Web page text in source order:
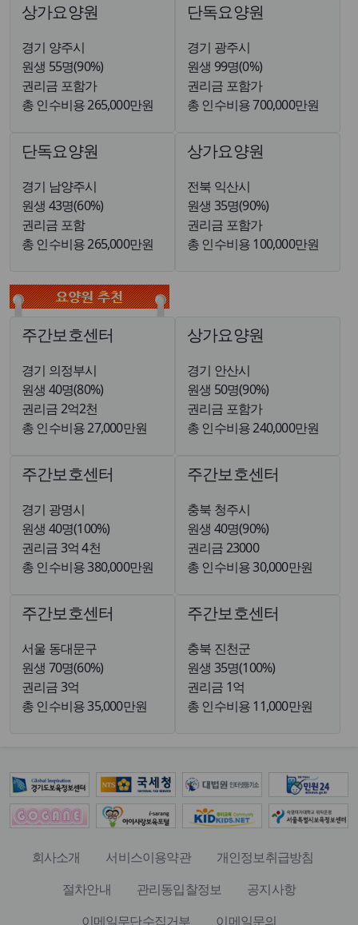
상가요양원
경기 양주시
원생 55명(90%)
권리금 포함가
총 인수비용 265,000만원
단독요양원
경기 광주시
원생 99명(0%)
권리금 포함가
총 인수비용 700,000만원
단독요양원
경기 남양주시
원생 43명(60%)
권리금 포함
총 인수비용 265,000만원
상가요양원
전북 익산시
원생 35명(90%)
권리금 포함가
총 인수비용 100,000만원
주간보호센터
경기 의정부시
원생 40명(80%)
권리금 2억2천
총 인수비용 27,000만원
상가요양원
경기 안산시
원생 50명(90%)
권리금 포함가
총 인수비용 240,000만원
주간보호센터
경기 광명시
원생 40명(100%)
권리금 3억 4천
총 인수비용 380,000만원
주간보호센터
충북 청주시
원생 40명(90%)
권리금 23000
총 인수비용 30,000만원
주간보호센터
서울 동대문구
원생 70명(60%)
권리금 3억
총 인수비용 35,000만원
주간보호센터
충북 진천군
원생 35명(100%)
권리금 1억
총 인수비용 11,000만원
회사소개 서비스이용약관
개인정보취급방침
절차안내
관리동입찰정보
공지사항
이메일무단수집거부
이메일문의